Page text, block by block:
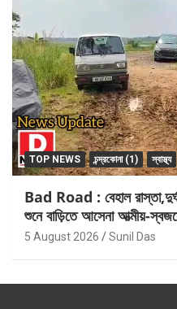
TOP NEWS চন্দ্রকোনা (1) স্বাস্থ্য
Bad Road : বেহাল
শুনে বাড়িতে আসেনা আত্মীয়-
5 August 2026 Sunil Das